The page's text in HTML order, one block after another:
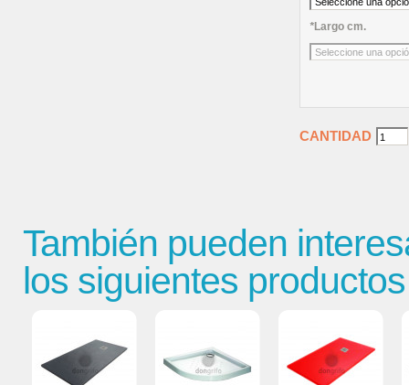
*Largo cm.
CANTIDAD
También pueden
los siguientes productos